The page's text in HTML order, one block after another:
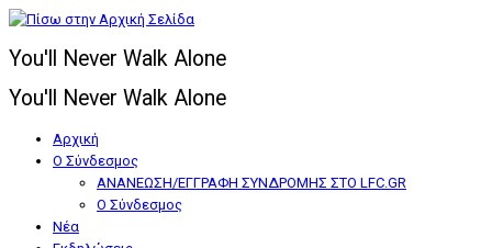
Μετάβαση
περιεχόμενο
You'll Never Walk Alone
You'll Never Walk Alone
Αρχική
Ο Σύνδεσμος
ΑΝΑΝΕΩΣΗ/ΕΓΓΡΑΦΗ ΣΥΝΔΡΟΜΗΣ ΣΤΟ LFC.GR
Ο Σύνδεσμος
Nέα